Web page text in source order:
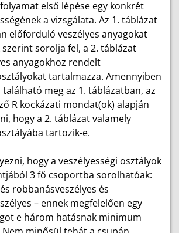
első lépése egy konkrét
a vizsgálata. Az 1. táblázat
előforduló veszélyes anyagokat
szerint sorolja fel, a 2. táblázat
anyagokhoz rendelt
tartalmazza. Amennyiben
található meg az 1. táblázatban, az
R kockázati mondat(ok) alapján
hogy a 2. táblázat valamely
tartozik-e.
hogy a veszélyességi osztályok
3 fő csoportba sorolhatóak:
robbanásveszélyes és
– ennek megfelelően egy
e három hatásnak minimum